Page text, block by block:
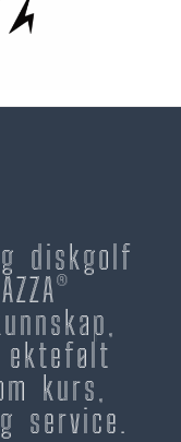
diskgolf
kurs,
service.